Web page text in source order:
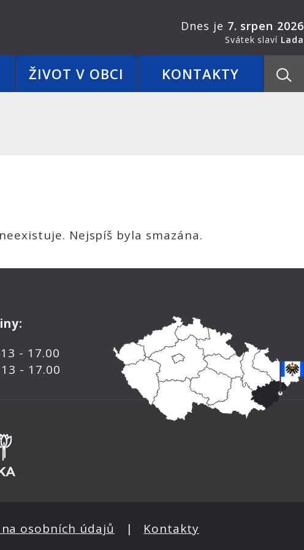
ŽIVOT V OBCI KONTAKTY
Dnes je 7. srpen 2026
Svátek slaví Lada
Nejspíš byla smazána.
- 17.00
- 17.00
osobních údajů | Kontakty